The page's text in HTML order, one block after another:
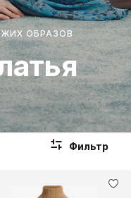
ОБРАЗОВ
Фильтр